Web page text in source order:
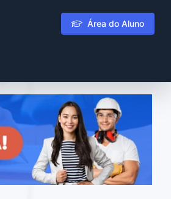
Área do Aluno